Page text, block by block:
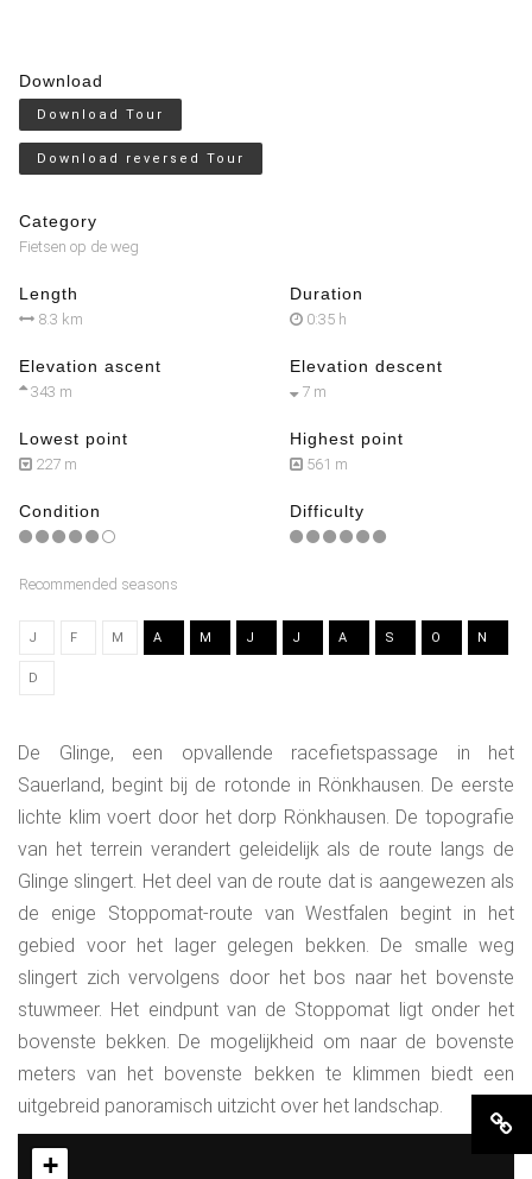
Download
Download Tour
Download reversed Tour
Category
Fietsen op de weg
Length
8.3 km
Duration
0:35 h
Elevation ascent
343 m
Elevation descent
7 m
Lowest point
227 m
Highest point
561 m
Condition Difficulty
Recommended seasons
J F M A M J J A S O N
D
De Glinge, een opvallende racefietspassage in het
Sauerland, begint bij de rotonde in Rönkhausen. De eerste
lichte klim voert door het dorp Rönkhausen. De topografie
van het terrein verandert geleidelijk als de route langs de
Glinge slingert. Het deel van de route dat is aangewezen als
de enige Stoppomat-route van Westfalen begint in het
gebied voor het lager gelegen bekken. De smalle weg
slingert zich vervolgens door het bos naar het bovenste
stuwmeer. Het eindpunt van de Stoppomat ligt onder het
bovenste bekken. De mogelijkheid om naar de bovenste
meters van het bovenste bekken te klimmen biedt een
uitgebreid panoramisch uitzicht over het landschap.
+